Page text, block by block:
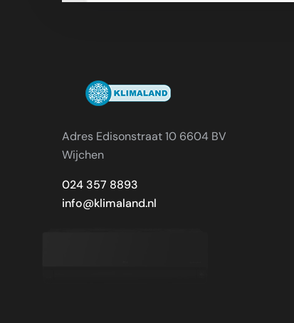
Adres Edisonstraat 10 6604 BV
Wijchen
024 357 8893
info@klimaland.nl